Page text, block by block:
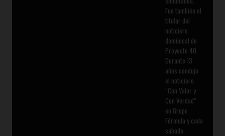
Fue también el
titular del
noticiero
dominical de
Proyecto 40.
Durante 13
años condujo
el noticiero
“Con Valor y
Con Verdad”
en Grupo
Fórmula y cada
sábado